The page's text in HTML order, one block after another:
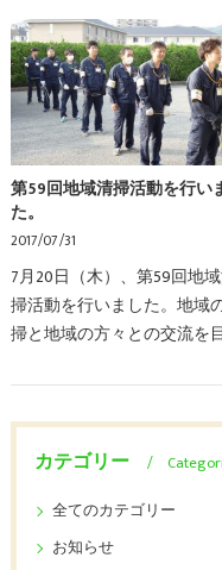
第59回地域清掃活動を行い
た。
2017/07/31
7月20日（木）、第59回地
掃活動を行いました。地域
掃と地域の方々との交流を
す。当社を中心に美咲ヶ丘
前原西中学校周辺を30分間
拾いを行います。火ばさ…
カテゴリー
全てのカテゴリー
お知らせ